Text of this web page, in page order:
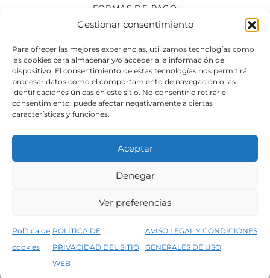
Gestionar consentimiento
Para ofrecer las mejores experiencias, utilizamos tecnologías como
las cookies para almacenar y/o acceder a la información del
dispositivo. El consentimiento de estas tecnologías nos permitirá
procesar datos como el comportamiento de navegación o las
identificaciones únicas en este sitio. No consentir o retirar el
consentimiento, puede afectar negativamente a ciertas
características y funciones.
Aceptar
Denegar
Ver preferencias
Política de
cookies
POLÍTICA DE
PRIVACIDAD DEL SITIO
WEB
AVISO LEGAL Y CONDICIONES
GENERALES DE USO
5% de descuento en tu primera compra, utiliza el código PRIMERACOMPRA
FORMAS DE PAGO
SÍGUENOS
Condiciones generales de venta
Política de privacidad del sitio web
©2026 Decopintur- todos los derechos